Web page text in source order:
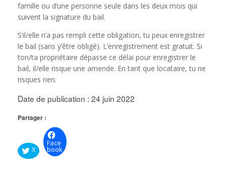
famille ou d’une personne seule dans les deux mois qui
suivent la signature du bail.
S’il/elle n’a pas rempli cette obligation, tu peux enregistrer
le bail (sans y’être obligé). L’enregistrement est gratuit. Si
ton/ta propriétaire dépasse ce délai pour enregistrer le
bail, il/elle risque une amende. En tant que locataire, tu ne
risques rien.
Date de publication : 24 juin 2022
Partager :
X
Face
book